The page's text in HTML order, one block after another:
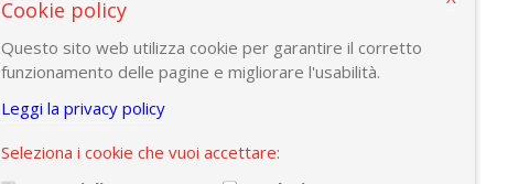
Cookie policy
Questo sito web utilizza cookie per garantire il corretto
funzionamento delle pagine e migliorare l'usabilità.
Leggi la privacy policy
Seleziona i cookie che vuoi accettare: